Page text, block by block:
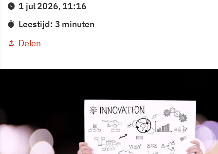
1 jul 2026, 11:16
Leestijd: 3 minuten
Delen